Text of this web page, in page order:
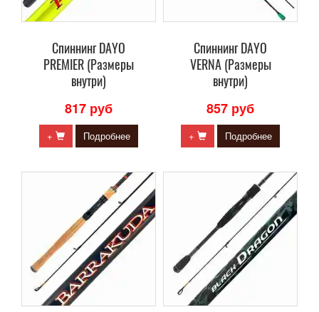
Cпиннинг DAYO
PREMIER (Размеры
внутри)
817 руб
+ Подробнее
Cпиннинг DAYO
VERNA (Размеры
внутри)
857 руб
+ Подробнее